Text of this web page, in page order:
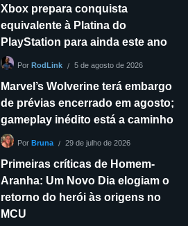
Xbox prepara conquista
equivalente à Platina do
PlayStation para ainda este ano
Por RodLink 5 de agosto de 2026
Marvel’s Wolverine terá embargo
de prévias encerrado em agosto;
gameplay inédito está a caminho
Por Bruna 29 de julho de 2026
Primeiras críticas de Homem-
Aranha: Um Novo Dia elogiam o
retorno do herói às origens no
MCU